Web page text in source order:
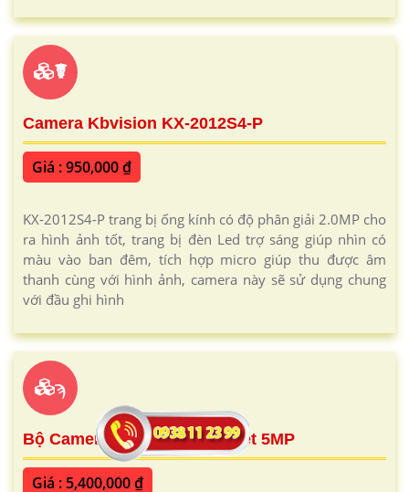
☤
Camera Kbvision KX-2012S4-P
Giá : 950,000 ₫
KX-2012S4-P trang bị ống kính có độ phân giải 2.0MP cho
ra hình ảnh tốt, trang bị đèn Led trợ sáng giúp nhìn có
màu vào ban đêm, tích hợp micro giúp thu được âm
thanh cùng với hình ảnh, camera này sẽ sử dụng chung
với đầu ghi hình
ϡ
Bộ Camera IP WiFi Quay Quét 5MP
Giá : 5,400,000 ₫